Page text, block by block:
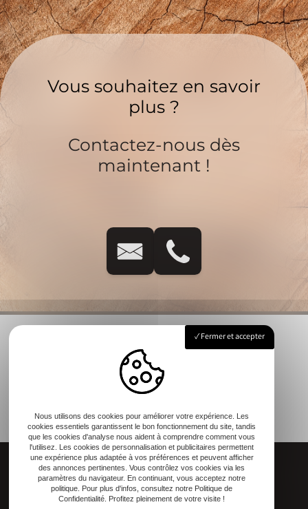
Vous souhaitez en savoir
plus ?
Contactez-nous dès
maintenant !
Fermer et accepter
Nous utilisons des cookies pour améliorer votre expérience. Les
cookies essentiels garantissent le bon fonctionnement du site, tandis
que les cookies d'analyse nous aident à comprendre comment vous
l'utilisez. Les cookies de personnalisation et publicitaires permettent
une expérience plus adaptée à vos préférences et peuvent afficher
des annonces pertinentes. Vous contrôlez vos cookies via les
paramètres du navigateur. En continuant, vous acceptez notre
politique. Pour plus d'infos, consultez notre Politique de
Confidentialité. Profitez pleinement de votre visite !